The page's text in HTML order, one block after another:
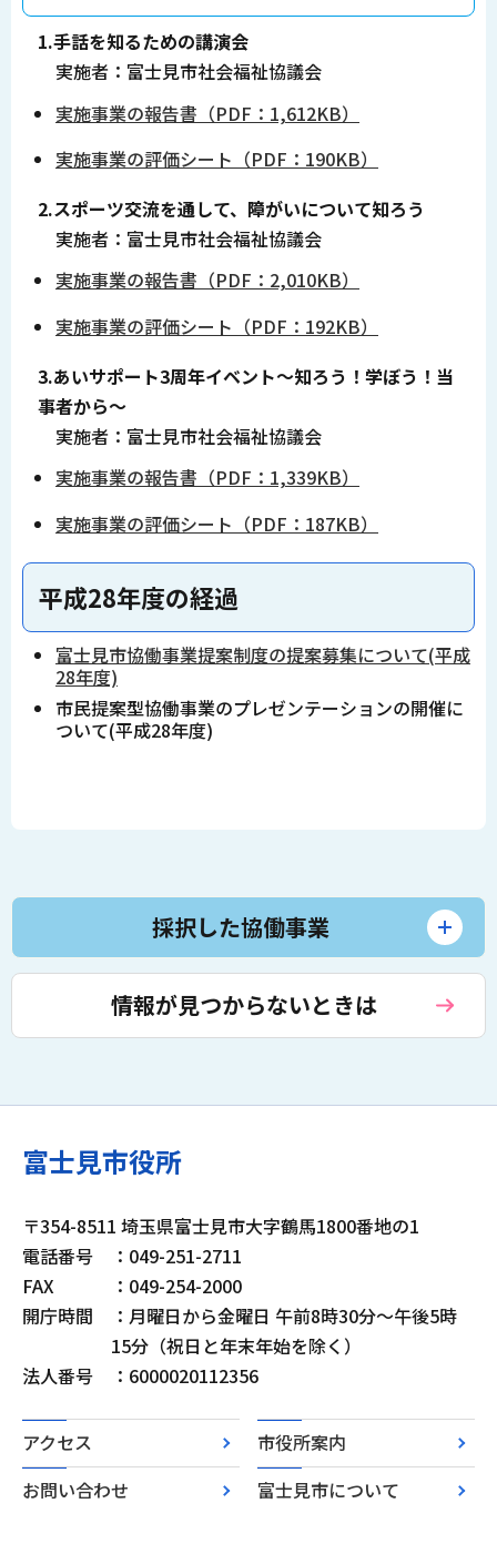
1.手話を知るための講演会
実施者：富士見市社会福祉協議会
実施事業の報告書（PDF：1,612KB）
実施事業の評価シート（PDF：190KB）
2.スポーツ交流を通して、障がいについて知ろう
実施者：富士見市社会福祉協議会
実施事業の報告書（PDF：2,010KB）
実施事業の評価シート（PDF：192KB）
3.あいサポート3周年イベント～知ろう！学ぼう！当
事者から～
実施者：富士見市社会福祉協議会
実施事業の報告書（PDF：1,339KB）
実施事業の評価シート（PDF：187KB）
平成28年度の経過
富士見市協働事業提案制度の提案募集について(平成
28年度)
市民提案型協働事業のプレゼンテーションの開催に
ついて(平成28年度)
採択した協働事業
情報が見つからないときは
富士見市役所
〒354-8511 埼玉県富士見市大字鶴馬1800番地の1
電話番号
：049-251-2711
FAX
：049-254-2000
開庁時間
：月曜日から金曜日 午前8時30分～午後5時
15分（祝日と年末年始を除く）
法人番号
：6000020112356
アクセス
市役所案内
お問い合わせ
富士見市について